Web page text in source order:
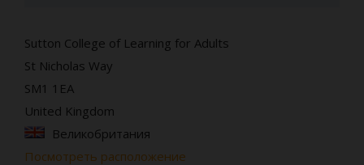
Sutton College of Learning for Adults
St Nicholas Way
SM1 1EA
United Kingdom
Великобритания
Посмотреть расположение